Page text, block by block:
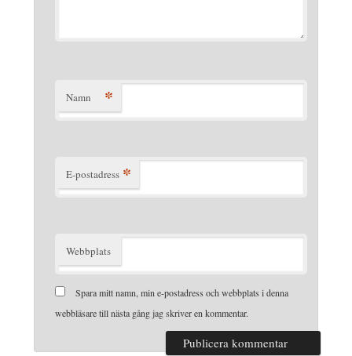
Namn *
E-postadress *
Webbplats
Spara mitt namn, min e-postadress och webbplats i denna
webbläsare till nästa gång jag skriver en kommentar.